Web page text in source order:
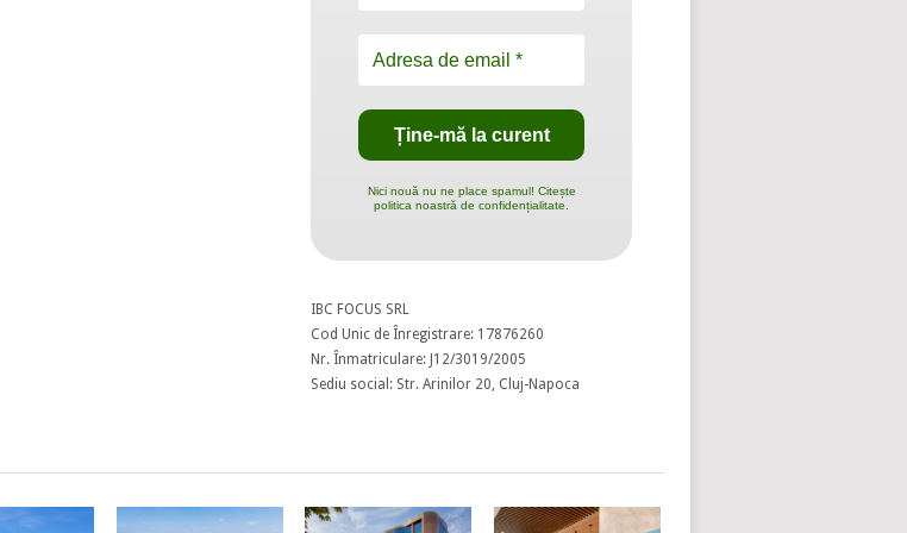
Nici nouă nu ne place spamul! Citește
politica noastră de confidențialitate.
IBC FOCUS SRL
Cod Unic de Înregistrare: 17876260
Nr. Înmatriculare: J12/3019/2005
Sediu social: Str. Arinilor 20, Cluj-Napoca